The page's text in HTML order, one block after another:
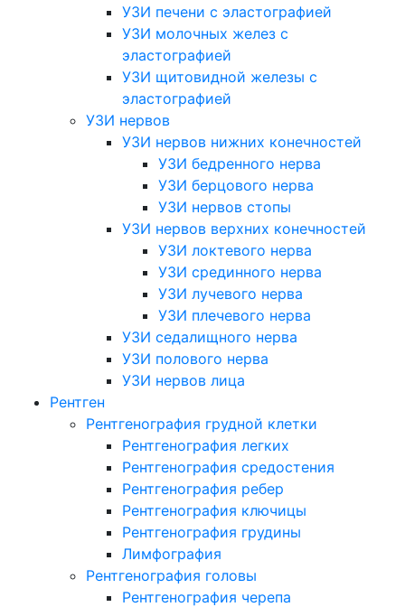
УЗИ печени с эластографией
УЗИ молочных желез с
эластографией
УЗИ щитовидной железы с
эластографией
УЗИ нервов
УЗИ нервов нижних конечностей
УЗИ бедренного нерва
УЗИ берцового нерва
УЗИ нервов стопы
УЗИ нервов верхних конечностей
УЗИ локтевого нерва
УЗИ срединного нерва
УЗИ лучевого нерва
УЗИ плечевого нерва
УЗИ седалищного нерва
УЗИ полового нерва
УЗИ нервов лица
Рентген
Рентгенография грудной клетки
Рентгенография легких
Рентгенография средостения
Рентгенография ребер
Рентгенография ключицы
Рентгенография грудины
Лимфография
Рентгенография головы
Рентгенография черепа